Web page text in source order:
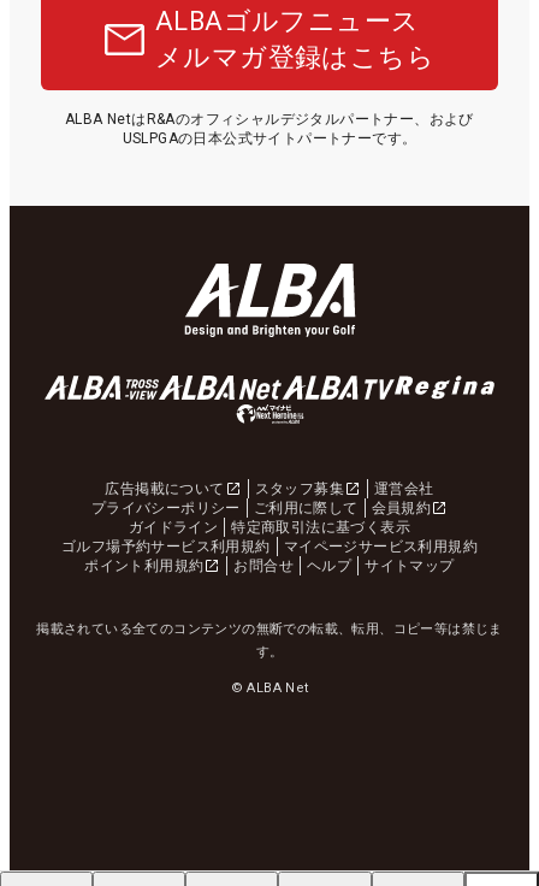
ALBAゴルフニュース
メルマガ登録はこちら
ALBA NetはR&Aのオフィシャルデジタルパートナー、および
USLPGAの日本公式サイトパートナーです。
広告掲載について スタッフ募集
運営会社
プライバシーポリシー
ご利用に際して
会員規約
ガイドライン
特定商取引法に基づく表示
ゴルフ場予約サービス利用規約
マイページサービス利用規約
ポイント利用規約
お問合せ ヘルプ サイトマップ
掲載されている全てのコンテンツの無断での転載、転用、コピー等は禁じま
す。
© ALBA Net